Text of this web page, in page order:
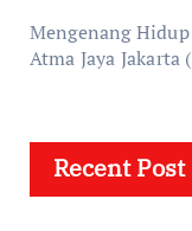
Mengenang
Atma Jaya Jakarta
Recent Post